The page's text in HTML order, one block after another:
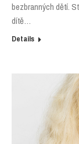
bezbranných dětí.
dítě…
Details